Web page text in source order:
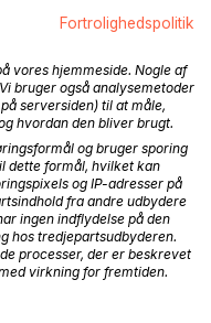
og forsatte ned
brøl fra sig, da
Han for ud fra
Til alt held var
stak hurtigt sin bagdel
brugte til at afkøle
stod og så måbende
der kom ud fra
stort, med ild i bagen.
Fortrolighedspolitik
vores hjemmeside. Nogle af
bruger også analysemetoder
serversiden) til at måle,
hvordan den bliver brugt.
og bruger sporing
dette formål, hvilket kan
og IP-adresser på
fra andre udbydere
ingen indflydelse på den
hos tredjepartsudbyderen.
processer, der er beskrevet
virkning for fremtiden.